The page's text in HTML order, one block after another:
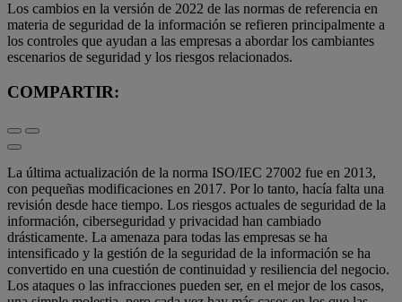
Los cambios en la versión de 2022 de las normas de referencia en
materia de seguridad de la información se refieren principalmente a
los controles que ayudan a las empresas a abordar los cambiantes
escenarios de seguridad y los riesgos relacionados.
COMPARTIR:
La última actualización de la norma ISO/IEC 27002 fue en 2013,
con pequeñas modificaciones en 2017. Por lo tanto, hacía falta una
revisión desde hace tiempo. Los riesgos actuales de seguridad de la
información, ciberseguridad y privacidad han cambiado
drásticamente. La amenaza para todas las empresas se ha
intensificado y la gestión de la seguridad de la información se ha
convertido en una cuestión de continuidad y resiliencia del negocio.
Los ataques o las infracciones pueden ser, en el mejor de los casos,